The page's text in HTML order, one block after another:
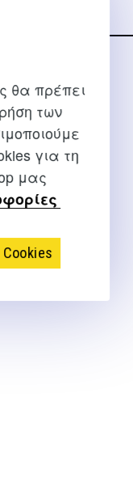
θα πρέπει
των
για τη
μας
μέσω του